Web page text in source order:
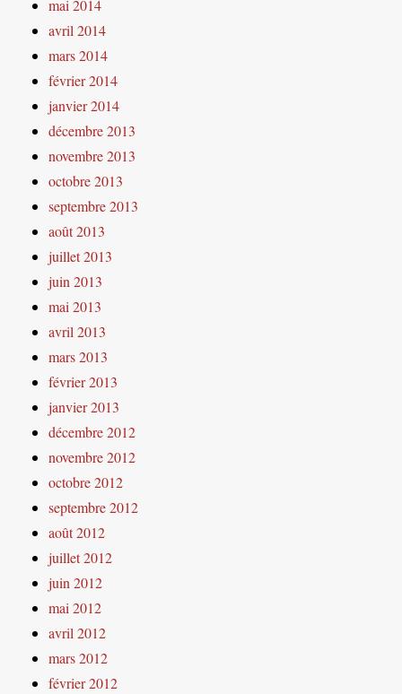
mai 2014
avril 2014
mars 2014
février 2014
janvier 2014
décembre 2013
novembre 2013
octobre 2013
septembre 2013
août 2013
juillet 2013
juin 2013
mai 2013
avril 2013
mars 2013
février 2013
janvier 2013
décembre 2012
novembre 2012
octobre 2012
septembre 2012
août 2012
juillet 2012
juin 2012
mai 2012
avril 2012
mars 2012
février 2012